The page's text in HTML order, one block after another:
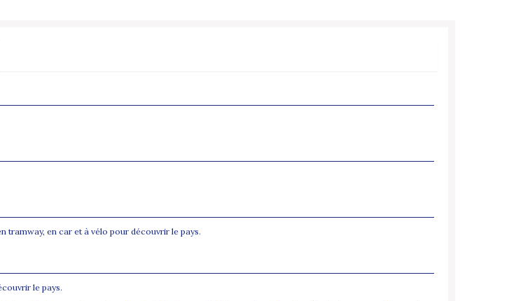
tramway, en car et à vélo pour découvrir le pays.
le pays.